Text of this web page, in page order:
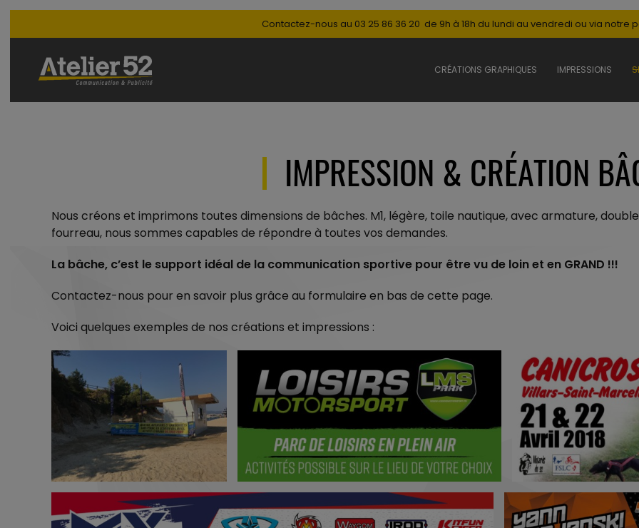
Contactez-nous au 03 25 86 36 20 de 9h à 18h du lundi au vendredi ou via notre
CRÉATIONS GRAPHIQUES IMPRESSIONS
IMPRESSION & CRÉATION
Nous créons et imprimons toutes dimensions de bâches. M1, légère, toile nautique, avec armature,
fourreau, nous sommes capables de répondre à toutes vos demandes.
La bâche, c’est le support idéal de la communication sportive pour être vu de loin et en GRAND !!!
Contactez-nous pour en savoir plus grâce au formulaire en bas de cette page.
Voici quelques exemples de nos créations et impressions :